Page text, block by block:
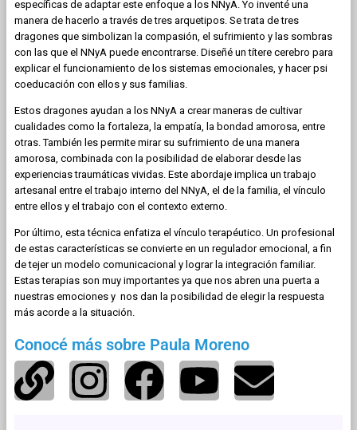
específicas de adaptar este enfoque a los NNyA. Yo inventé una
manera de hacerlo a través de tres arquetipos. Se trata de tres
dragones que simbolizan la compasión, el sufrimiento y las sombras
con las que el NNyA puede encontrarse. Diseñé un títere cerebro para
explicar el funcionamiento de los sistemas emocionales, y hacer psi
coeducación con ellos y sus familias.
Estos dragones ayudan a los NNyA a crear maneras de cultivar
cualidades como la fortaleza, la empatía, la bondad amorosa, entre
otras. También les permite mirar su sufrimiento de una manera
amorosa, combinada con la posibilidad de elaborar desde las
experiencias traumáticas vividas. Este abordaje implica un trabajo
artesanal entre el trabajo interno del NNyA, el de la familia, el vínculo
entre ellos y el trabajo con el contexto externo.
Por último, esta técnica enfatiza el vínculo terapéutico. Un profesional
de estas características se convierte en un regulador emocional, a fin
de tejer un modelo comunicacional y lograr la integración familiar.
Estas terapias son muy importantes ya que nos abren una puerta a
nuestras emociones y nos dan la posibilidad de elegir la respuesta
más acorde a la situación.
Conocé más sobre Paula Moreno